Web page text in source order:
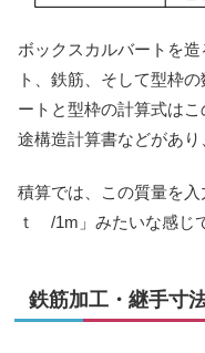
ボックスカルバートを
ト、鉄筋、そして型枠
ートと型枠の計算式は
途構造計算書などがあり
積算では、この質量を
ｔ /1m」みたいな感じ
鉄筋加工・継手寸